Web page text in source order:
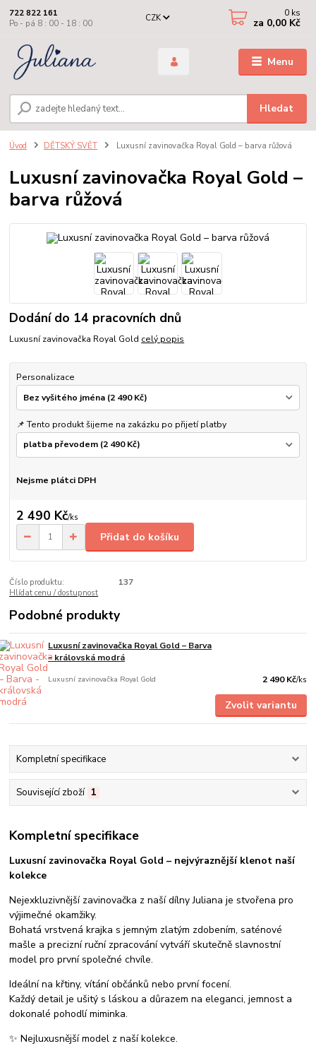
Menu
CZK
Hledat
722 822 161
Po - pá 8 : 00 - 18 : 00
0 ks
za 0,00 Kč
Úvod DĚTSKÝ SVĚT Luxusní zavinovačka Royal Gold – barva růžová
Luxusní zavinovačka Royal Gold –
barva růžová
Dodání do 14 pracovních dnů
Luxusní zavinovačka Royal Gold celý popis
Personalizace
📌 Tento produkt šijeme na zakázku po přijetí platby
Nejsme plátci DPH
2 490 Kč/ks
Přidat do košíku
Číslo produktu:
137
Hlídat cenu / dostupnost
Podobné produkty
Luxusní zavinovačka Royal Gold – Barva
- královská modrá
Luxusní zavinovačka Royal Gold 2 490 Kč/ks
Zvolit variantu
Kompletní specifikace
Související zboží 1
Kompletní specifikace
Luxusní zavinovačka Royal Gold – nejvýraznější klenot naší
kolekce
Nejexkluzivnější zavinovačka z naší dílny Juliana je stvořena pro
výjimečné okamžiky.
Bohatá vrstvená krajka s jemným zlatým zdobením, saténové
mašle a precizní ruční zpracování vytváří skutečně slavnostní
model pro první společné chvíle.
Ideální na křtiny, vítání občánků nebo první focení.
Každý detail je ušitý s láskou a důrazem na eleganci, jemnost a
dokonalé pohodlí miminka.
✨ Nejluxusnější model z naší kolekce.